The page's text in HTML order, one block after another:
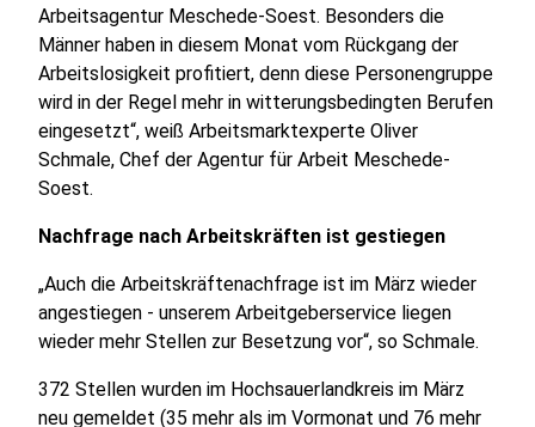
Arbeitsagentur Meschede-Soest. Besonders die
Männer haben in diesem Monat vom Rückgang der
Arbeitslosigkeit profitiert, denn diese Personengruppe
wird in der Regel mehr in witterungsbedingten Berufen
eingesetzt“, weiß Arbeitsmarktexperte Oliver
Schmale, Chef der Agentur für Arbeit Meschede-
Soest.
Nachfrage nach Arbeitskräften ist gestiegen
„Auch die Arbeitskräftenachfrage ist im März wieder
angestiegen - unserem Arbeitgeberservice liegen
wieder mehr Stellen zur Besetzung vor“, so Schmale.
372 Stellen wurden im Hochsauerlandkreis im März
neu gemeldet (35 mehr als im Vormonat und 76 mehr